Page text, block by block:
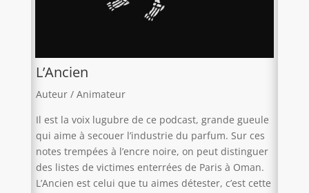
L’Ancien
Auteur / Animateur
Il est la voix lugubre de ce podcast, grande gueule
qui aime à secouer l’industrie du parfum. Sur ces
notes trempées à l’encre noire, on peut distinguer
des listes de victimes enterrées de Paris à Oman.
L’Ancien est celui que tu aimes détester, c’est cette